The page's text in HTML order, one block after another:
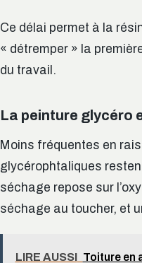
Ce délai permet à la
« détremper » la
du travail.
La peinture glycéro
Moins fréquentes en
glycérophtaliques
séchage repose sur
séchage au toucher, et
LIRE AUSSI Toiture en